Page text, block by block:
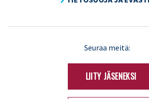
Seuraa meitä:
LIITY JÄSENEKSI